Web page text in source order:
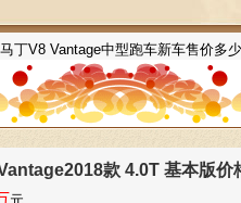
马丁V8 Vantage中型跑车新车售价多
款 4.0T 基本版价